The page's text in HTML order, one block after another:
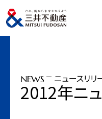
トップページ ニュースリリース
「天神西通り スクエア」竣工（2012
NEWS ニュースリリ
2012年ニ